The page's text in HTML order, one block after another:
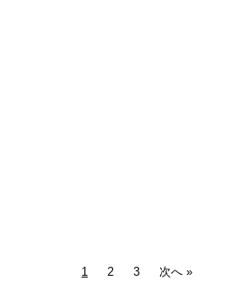
1 2 3 次へ »